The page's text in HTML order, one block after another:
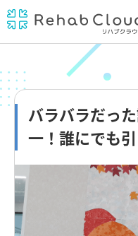
バラバラだっ
一！誰にでも